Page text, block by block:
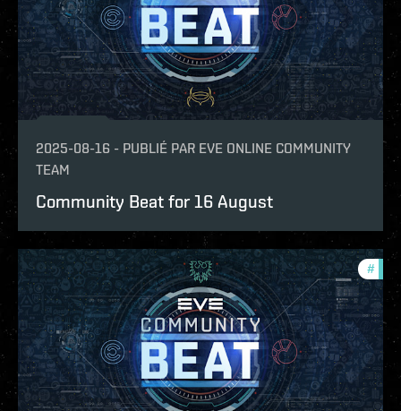
2025-08-16 - PUBLIÉ PAR EVE ONLINE COMMUNITY
TEAM
Community Beat for 16 August
#